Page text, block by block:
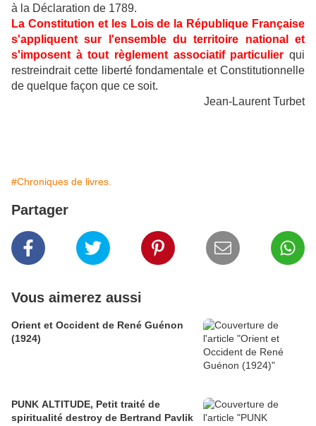
à la Déclaration de 1789.
La Constitution et les Lois de la République Française
s'appliquent sur l'ensemble du territoire national et
s'imposent à tout règlement associatif particulier qui
restreindrait cette liberté fondamentale et Constitutionnelle
de quelque façon que ce soit.
Jean-Laurent Turbet
#Chroniques de livres.
Partager
Vous aimerez aussi
Orient et Occident de René Guénon
(1924)
PUNK ALTITUDE, Petit traité de
spiritualité destroy de Bertrand Pavlik